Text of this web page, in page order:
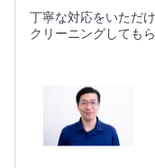
丁寧な対応をいただ
クリーニングしても